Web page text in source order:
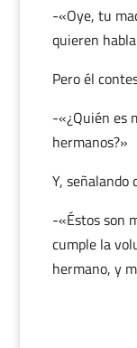
-«Oye, tu
quieren
Pero él
-«¿Quién es
hermanos?»
Y, señalando
-«Éstos son
cumple la
hermano, y